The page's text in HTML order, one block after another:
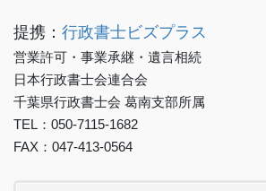
提携： 行政書士ビズプラス
営業許可・事業承継・遺言相続
日本行政書士会連合会
千葉県行政書士会 葛南支部所属
TEL：050-7115-1682
FAX：047-413-0564